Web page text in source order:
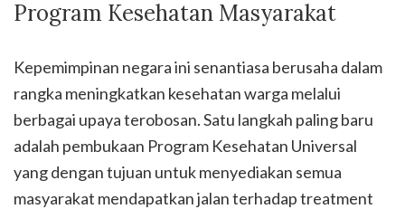
Program Kesehatan Masyarakat
Kepemimpinan negara ini senantiasa berusaha dalam
rangka meningkatkan kesehatan warga melalui
berbagai upaya terobosan. Satu langkah paling baru
adalah pembukaan Program Kesehatan Universal
yang dengan tujuan untuk menyediakan semua
masyarakat mendapatkan jalan terhadap treatment